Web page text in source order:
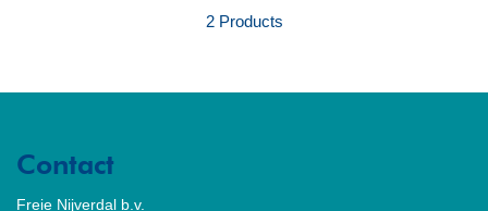
2 Products
Contact
Freie Nijverdal b.v.